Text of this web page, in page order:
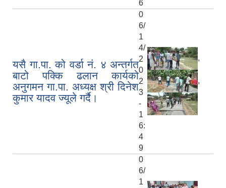
6
यसै गा.पा. को वर्डा नं. ४ अन्तर्गत
बाटो पक्कि ढलान कार्यको
अनुगमन गा.पा. अध्यक्ष श्री दिनेश
कुमार यादव ज्यूले गर्दै।
0
6/
1
4/
2
0
2
3
-
1
6:
4
9
,
,
0
6/
1